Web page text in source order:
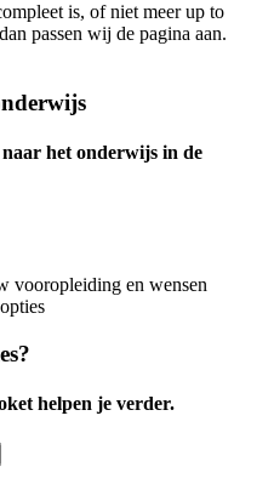
is, of niet meer up to
passen wij de pagina aan.
het onderwijs in de
vooropleiding en wensen
helpen je verder.